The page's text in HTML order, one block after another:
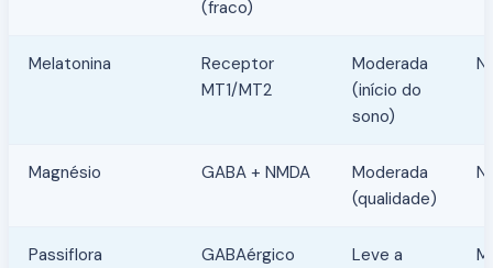
(fraco)
Melatonina
Receptor
MT1/MT2
Moderada
(início do
sono)
Magnésio GABA + NMDA
Moderada
(qualidade)
Passiflora GABAérgico
Leve a